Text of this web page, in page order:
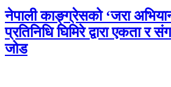
नेपाली काङ्ग्रेसको ‘जरा
प्रतिनिधि घिमिरे द्वारा एकता र
जोड